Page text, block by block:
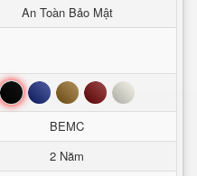
An Toàn Bảo Mật
Đen Xanh Nâu Đỏ Trắng
BEMC
2 Năm